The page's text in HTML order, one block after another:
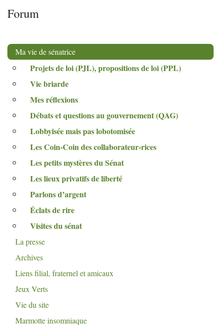
Forum
Ma vie de sénatrice
Projets de loi (PJL), propositions de loi (PPL)
Vie briarde
Mes réflexions
Débats et questions au gouvernement (QAG)
Lobbyisée mais pas lobotomisée
Les Coin-Coin des collaborateur-rices
Les petits mystères du Sénat
Les lieux privatifs de liberté
Parlons d’argent
Éclats de rire
Visites du sénat
La presse
Archives
Liens filial, fraternel et amicaux
Jeux Verts
Vie du site
Marmotte insomniaque